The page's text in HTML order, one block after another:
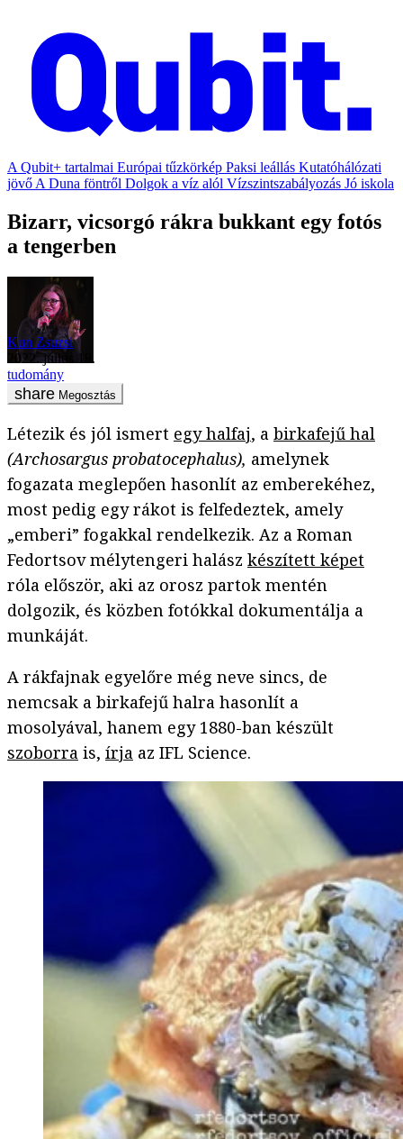
A Qubit+ tartalmai Európai tűzkörkép Paksi leállás Kutatóhálózati
jövő A Duna föntről Dolgok a víz alól Vízszintszabályozás Jó iskola
Bizarr, vicsorgó rákra bukkant egy fotós
a tengerben
Kun Zsuzsi
2022. július 19.
tudomány
Megosztás
Létezik és jól ismert egy halfaj, a birkafejű hal
(Archosargus probatocephalus), amelynek
fogazata meglepően hasonlít az emberekéhez,
most pedig egy rákot is felfedeztek, amely
„emberi” fogakkal rendelkezik. Az a Roman
Fedortsov mélytengeri halász készített képet
róla először, aki az orosz partok mentén
dolgozik, és közben fotókkal dokumentálja a
munkáját.
A rákfajnak egyelőre még neve sincs, de
nemcsak a birkafejű halra hasonlít a
mosolyával, hanem egy 1880-ban készült
szoborra is, írja az IFL Science.